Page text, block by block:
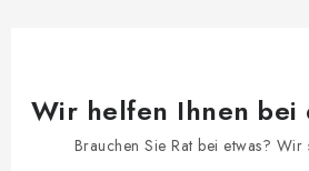
Wir helfen Ihnen bei
Brauchen Sie Rat bei etwas?